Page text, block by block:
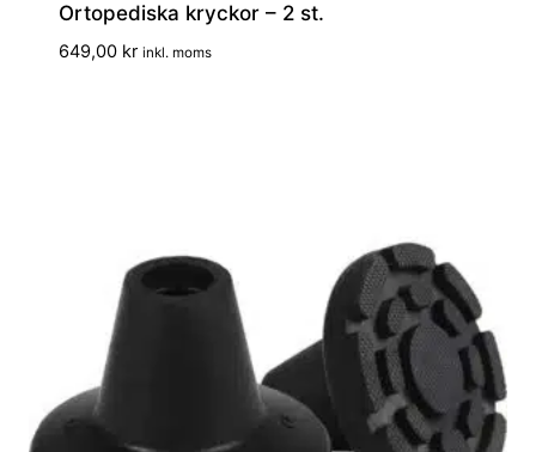
Ortopediska kryckor – 2 st.
649,00 kr inkl. moms